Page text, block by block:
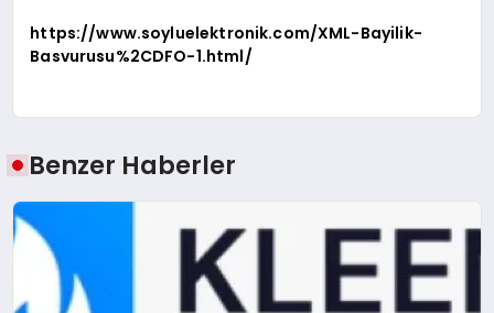
https://www.soyluelektronik.com/XML-Bayilik-
Basvurusu%2CDFO-1.html/
Benzer Haberler